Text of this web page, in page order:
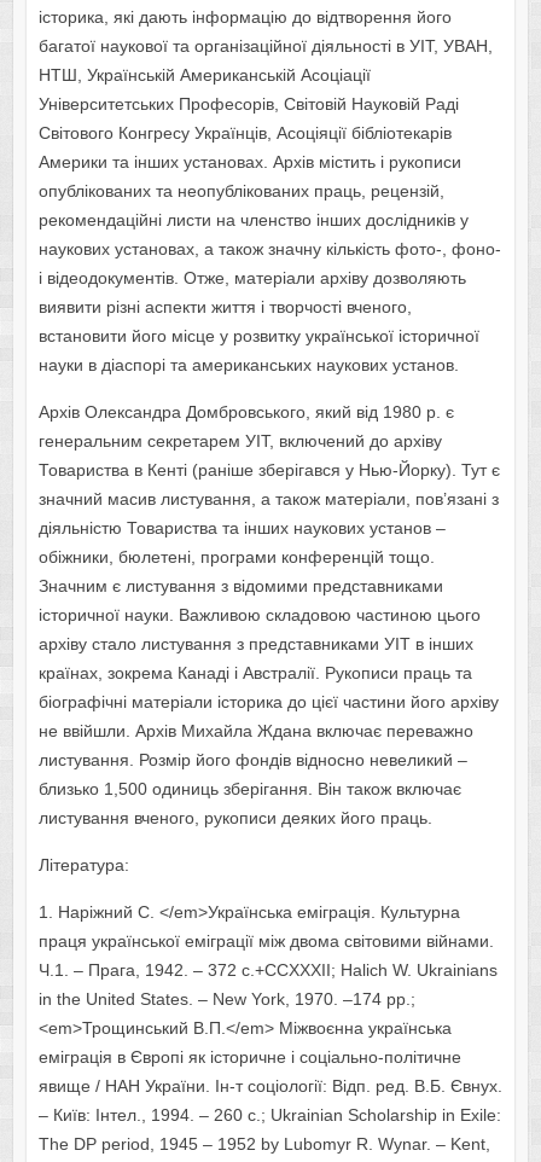
історика, які дають інформацію до відтворення його
багатої наукової та організаційної діяльності в УІТ, УВАН,
НТШ, Українській Американській Асоціації
Університетських Професорів, Світовій Науковій Раді
Світового Конгресу Українців, Асоціяції бібліотекарів
Америки та інших установах. Архів містить і рукописи
опублікованих та неопублікованих праць, рецензій,
рекомендаційні листи на членство інших дослідників у
наукових установах, а також значну кількість фото-, фоно-
і відеодокументів. Отже, матеріали архіву дозволяють
виявити різні аспекти життя і творчості вченого,
встановити його місце у розвитку української історичної
науки в діаспорі та американських наукових установ.
Архів Олександра Домбровського, який від 1980 р. є
генеральним секретарем УІТ, включений до архіву
Товариства в Кенті (раніше зберігався у Нью-Йорку). Тут є
значний масив листування, а також матеріали, пов’язані з
діяльністю Товариства та інших наукових установ –
обіжники, бюлетені, програми конференцій тощо.
Значним є листування з відомими представниками
історичної науки. Важливою складовою частиною цього
архіву стало листування з представниками УІТ в інших
країнах, зокрема Канаді і Австралії. Рукописи праць та
біографічні матеріали історика до цієї частини його архіву
не ввійшли. Архів Михайла Ждана включає переважно
листування. Розмір його фондів відносно невеликий –
близько 1,500 одиниць зберігання. Він також включає
листування вченого, рукописи деяких його праць.
Література:
1. Наріжний С. </em>Українська еміграція. Культурна
праця української еміграції між двома світовими війнами.
Ч.1. – Прага, 1942. – 372 с.+CCXXXII; Halich W. Ukrainians
in the United States. – New York, 1970. –174 рр.;
<em>Трощинський В.П.</em> Міжвоєнна українська
еміграція в Європі як історичне і соціально-політичне
явище / НАН України. Ін-т соціології: Відп. ред. В.Б. Євнух.
– Київ: Інтел., 1994. – 260 с.; Ukrainian Scholarship in Exile:
The DP period, 1945 – 1952 by Lubomyr R. Wynar. – Kent,